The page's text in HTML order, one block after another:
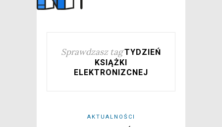
Sprawdzasz tag TYDZIEŃ
KSIĄŻKI
ELEKTRONIZCNEJ
AKTUALNOŚCI